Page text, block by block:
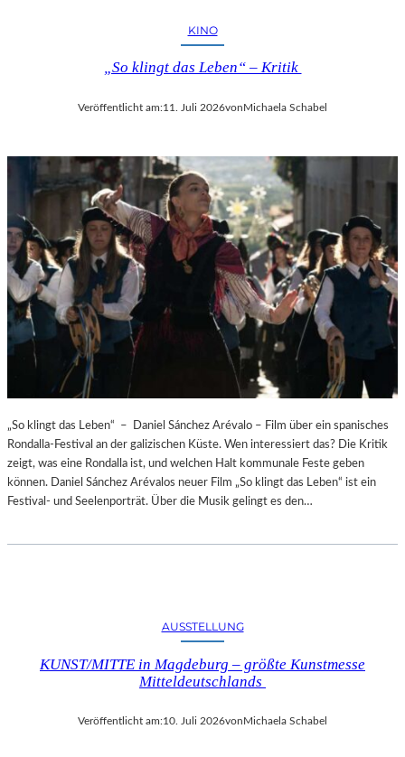
KINO
„So klingt das Leben“ – Kritik
Veröffentlicht am:11. Juli 2026vonMichaela Schabel
„So klingt das Leben“ – Daniel Sánchez Arévalo – Film über ein spanisches
Rondalla-Festival an der galizischen Küste. Wen interessiert das? Die Kritik
zeigt, was eine Rondalla ist, und welchen Halt kommunale Feste geben
können. Daniel Sánchez Arévalos neuer Film „So klingt das Leben“ ist ein
Festival- und Seelenporträt. Über die Musik gelingt es den…
AUSSTELLUNG
KUNST/MITTE in Magdeburg – größte Kunstmesse
Mitteldeutschlands
Veröffentlicht am:10. Juli 2026vonMichaela Schabel